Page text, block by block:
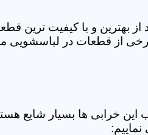
بهترین و با کیفیت
از قطعات در لباسشویی
ها بسیار شایع هستند